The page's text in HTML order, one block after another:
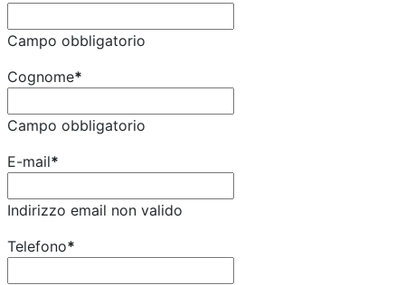
Campo obbligatorio
Cognome*
Campo obbligatorio
E-mail*
Indirizzo email non valido
Telefono*